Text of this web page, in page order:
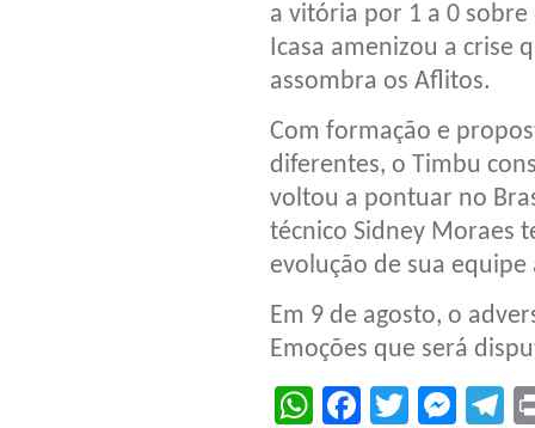
a vitória por 1 a 0 sobre
Icasa amenizou a crise
assombra os Aflitos.
Com formação e
diferentes, o Timbu
voltou a pontuar no
técnico Sidney Moraes
evolução de sua
Em 9 de agosto, o
Emoções que será
WhatsApp
Facebook
Twitter